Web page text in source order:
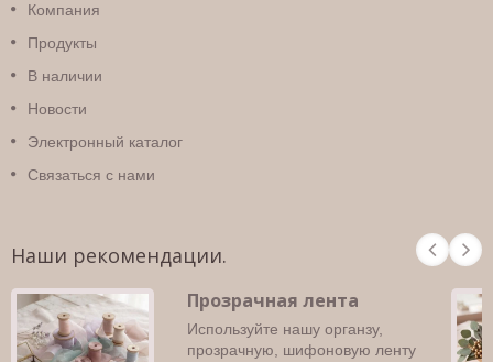
Компания
Продукты
В наличии
Новости
Электронный каталог
Связаться с нами
Наши рекомендации.
Прозрачная лента
Используйте нашу органзу,
прозрачную, шифоновую ленту